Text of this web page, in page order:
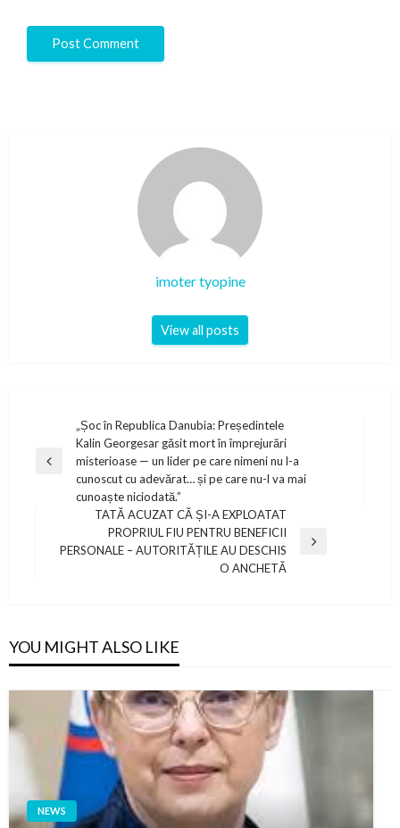
imoter tyopine
View all posts
navigation
Previous
„Șoc în Republica Danubia: Președintele
Kalin Georgesar găsit mort în împrejurări
misterioase — un lider pe care nimeni nu l-a
cunoscut cu adevărat… și pe care nu-l va mai
cunoaște niciodată.”
Next
TATĂ ACUZAT CĂ ȘI-A EXPLOATAT
PROPRIUL FIU PENTRU BENEFICII
PERSONALE – AUTORITĂȚILE AU DESCHIS
O ANCHETĂ
YOU MIGHT ALSO LIKE
NEWS